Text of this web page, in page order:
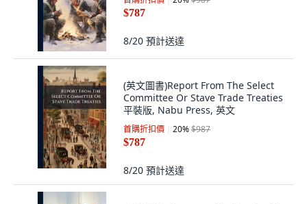
$787
8/20 預計送達
(英文圖書)Report From The Select
Committee Or Stave Trade Treaties
平裝版, Nabu Press, 英文
首購折扣價 20%$987
$787
8/20 預計送達